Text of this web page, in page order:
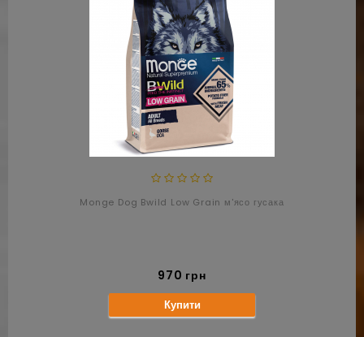
Monge Dog Bwild Low Grain м'ясо гусака
970 грн
Купити